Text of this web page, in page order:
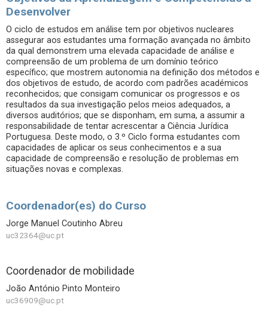
Desenvolver
O ciclo de estudos em análise tem por objetivos nucleares
assegurar aos estudantes uma formação avançada no âmbito
da qual demonstrem uma elevada capacidade de análise e
compreensão de um problema de um domínio teórico
específico; que mostrem autonomia na definição dos métodos e
dos objetivos de estudo, de acordo com padrões académicos
reconhecidos; que consigam comunicar os progressos e os
resultados da sua investigação pelos meios adequados, a
diversos auditórios; que se disponham, em suma, a assumir a
responsabilidade de tentar acrescentar a Ciência Jurídica
Portuguesa. Deste modo, o 3.º Ciclo forma estudantes com
capacidades de aplicar os seus conhecimentos e a sua
capacidade de compreensão e resolução de problemas em
situações novas e complexas.
Coordenador(es) do Curso
Jorge Manuel Coutinho Abreu
uc32364@uc.pt
Coordenador de mobilidade
João António Pinto Monteiro
uc36909@uc.pt